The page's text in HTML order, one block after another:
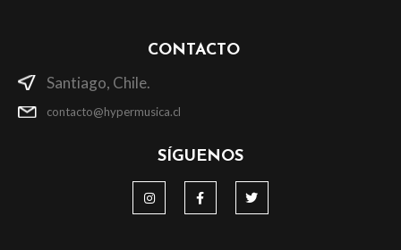
CONTACTO
Santiago, Chile.
contacto@hypermusica.cl
SÍGUENOS